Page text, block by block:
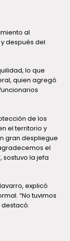
al
después del
lo que
quien agregó
de los
el territorio y
gran despliegue
el
sostuvo la jefa
explicó
“No tuvimos
destacó.